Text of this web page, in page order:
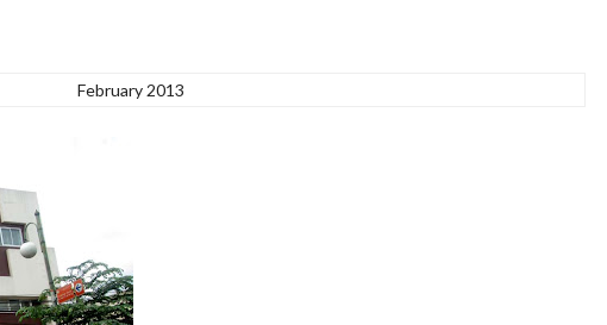
February 2013